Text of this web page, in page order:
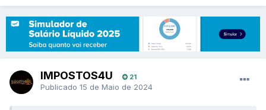
IMPOSTOS4U 21
Publicado 15 de Maio de 2024